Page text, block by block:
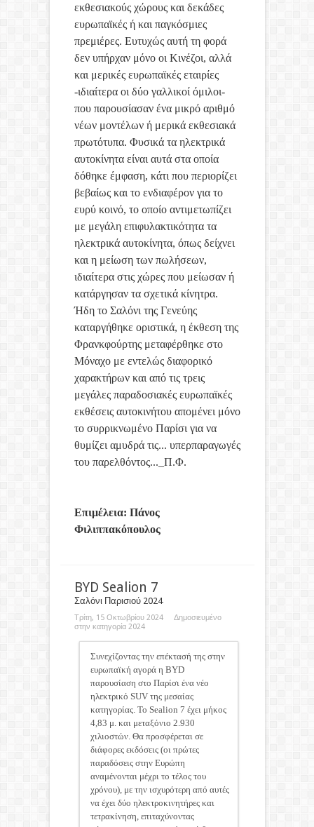
εκθεσιακούς χώρους και δεκάδες
ευρωπαϊκές ή και παγκόσμιες
πρεμιέρες. Ευτυχώς αυτή τη φορά
δεν υπήρχαν μόνο οι Κινέζοι, αλλά
και μερικές ευρωπαϊκές εταιρίες
-ιδιαίτερα οι δύο γαλλικοί όμιλοι-
που παρουσίασαν ένα μικρό αριθμό
νέων μοντέλων ή μερικά εκθεσιακά
πρωτότυπα. Φυσικά τα ηλεκτρικά
αυτοκίνητα είναι αυτά στα οποία
δόθηκε έμφαση, κάτι που περιορίζει
βεβαίως και το ενδιαφέρον για το
ευρύ κοινό, το οποίο αντιμετωπίζει
με μεγάλη επιφυλακτικότητα τα
ηλεκτρικά αυτοκίνητα, όπως δείχνει
και η μείωση των πωλήσεων,
ιδιαίτερα στις χώρες που μείωσαν ή
κατάργησαν τα σχετικά κίνητρα.
Ήδη το Σαλόνι της Γενεύης
καταργήθηκε οριστικά, η έκθεση της
Φρανκφούρτης μεταφέρθηκε στο
Μόναχο με εντελώς διαφορικό
χαρακτήρων και από τις τρεις
μεγάλες παραδοσιακές ευρωπαϊκές
εκθέσεις αυτοκινήτου απομένει μόνο
το συρρικνωμένο Παρίσι για να
θυμίζει αμυδρά τις... υπερπαραγωγές
του παρελθόντος..._Π.Φ.
Επιμέλεια: Πάνος
Φιλιππακόπουλος
BYD Sealion 7
Σαλόνι Παρισιού 2024
Τρίτη, 15 Οκτωβρίου 2024 Δημοσιευμένο
στην κατηγορία 2024
Συνεχίζοντας την επέκτασή της στην
ευρωπαϊκή αγορά η BYD
παρουσίαση στο Παρίσι ένα νέο
ηλεκτρικό SUV της μεσαίας
κατηγορίας. Το Sealion 7 έχει μήκος
4,83 μ. και μεταξόνιο 2.930
χιλιοστών. Θα προσφέρεται σε
διάφορες εκδόσεις (οι πρώτες
παραδόσεις στην Ευρώπη
αναμένονται μέχρι το τέλος του
χρόνου), με την ισχυρότερη από αυτές
να έχει δύο ηλεκτροκινητήρες και
τετρακίνηση, επιταχύνοντας